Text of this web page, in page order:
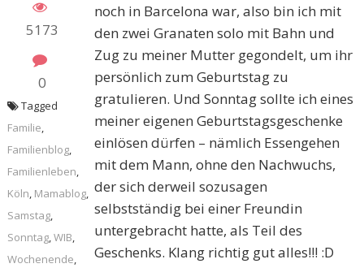
5173
0
noch in Barcelona war, also bin ich mit
den zwei Granaten solo mit Bahn und
Zug zu meiner Mutter gegondelt, um ihr
persönlich zum Geburtstag zu
gratulieren. Und Sonntag sollte ich eines
meiner eigenen Geburtstagsgeschenke
einlösen dürfen – nämlich Essengehen
mit dem Mann, ohne den Nachwuchs,
der sich derweil sozusagen
selbstständig bei einer Freundin
untergebracht hatte, als Teil des
Geschenks. Klang richtig gut alles!!! :D
Tagged
Familie,
Familienblog,
Familienleben,
Köln, Mamablog,
Samstag,
Sonntag,WIB,
Wochenende,